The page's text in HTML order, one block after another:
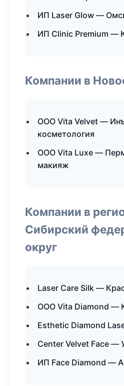
ИП Laser Glow —
ИП Clinic Premium —
Компании в
ООО Vita Velvet —
косметология
ООО Vita Luxe —
макияж
Компании в
Сибирский
округ
Laser Care Silk —
ООО Vita Diamond —
Esthetic Diamond
Center Velvet Face —
ИП Face Diamond —